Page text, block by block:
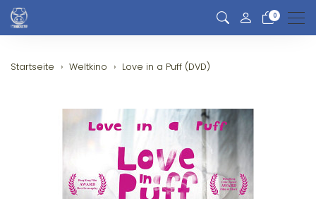
0
Startseite Weltkino Love in a Puff (DVD)